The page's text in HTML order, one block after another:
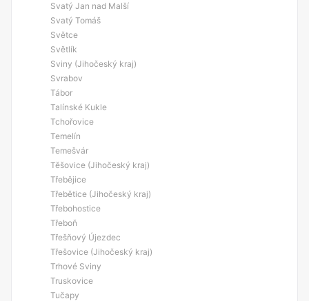
Svatý Jan nad Malší
Svatý Tomáš
Světce
Světlík
Sviny (Jihočeský kraj)
Svrabov
Tábor
Talínské Kukle
Tchořovice
Temelín
Temešvár
Těšovice (Jihočeský kraj)
Třebějice
Třebětice (Jihočeský kraj)
Třebohostice
Třeboň
Třešňový Újezdec
Třešovice (Jihočeský kraj)
Trhové Sviny
Truskovice
Tučapy